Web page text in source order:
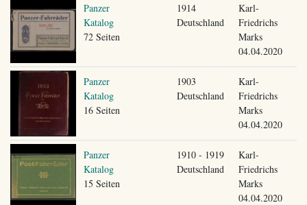
Panzer
Katalog
72 Seiten
1914
Deutschland
Karl-
Friedrichs
Marks
04.04.2020
Panzer
Katalog
16 Seiten
1903
Deutschland
Karl-
Friedrichs
Marks
04.04.2020
Panzer
Katalog
15 Seiten
1910 - 1919
Deutschland
Karl-
Friedrichs
Marks
04.04.2020